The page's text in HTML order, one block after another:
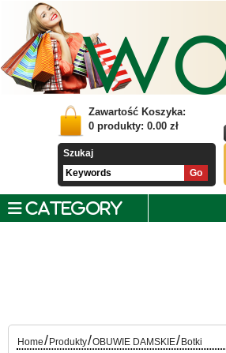
Zawartość Koszyka:
0 produkty: 0.00 zł
Szukaj
CATEGORY
Home/ Produkty/OBUWIE DAMSKIE/ Botki